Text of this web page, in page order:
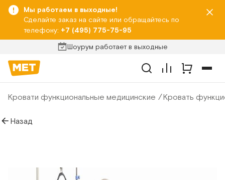
Мы работаем в выходные!
Сделайте заказ на сайте или обращайтесь по
телефону: +7 (495) 775-75-95
Шоурум работает в выходные
Кровати функциональные медицинские Кровать
Назад